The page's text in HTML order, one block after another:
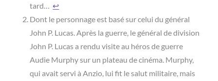
tard… ↩︎
Dont le personnage est basé sur celui du général
John P. Lucas. Après la guerre, le général de division
John P. Lucas a rendu visite au héros de guerre
Audie Murphy sur un plateau de cinéma. Murphy,
qui avait servi à Anzio, lui fit le salut militaire, mais